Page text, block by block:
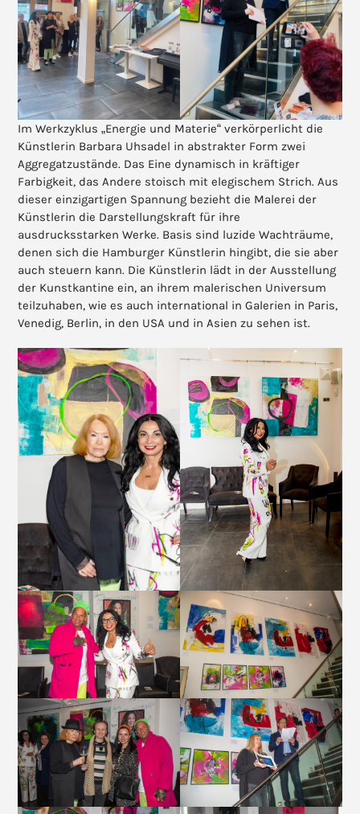
Im Werkzyklus „Energie und Materie“ verkörperlicht die
Künstlerin Barbara Uhsadel in abstrakter Form zwei
Aggregatzustände. Das Eine dynamisch in kräftiger
Farbigkeit, das Andere stoisch mit elegischem Strich. Aus
dieser einzigartigen Spannung bezieht die Malerei der
Künstlerin die Darstellungskraft für ihre
ausdrucksstarken Werke. Basis sind luzide Wachträume,
denen sich die Hamburger Künstlerin hingibt, die sie aber
auch steuern kann. Die Künstlerin lädt in der Ausstellung
der Kunstkantine ein, an ihrem malerischen Universum
teilzuhaben, wie es auch international in Galerien in Paris,
Venedig, Berlin, in den USA und in Asien zu sehen ist.